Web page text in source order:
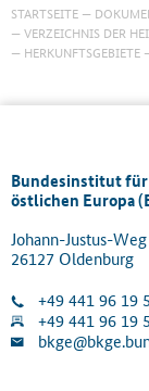
STARTSEITE
VERZEICHNIS DER
HERKUNFTSGEBIETE
Bundesinstitut
östlichen Europa
Johann-Justus-
26127 Oldenburg
+49 441 96 19
+49 441 96 19